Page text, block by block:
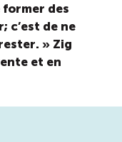
former des
c’est de ne
» Zig
et en